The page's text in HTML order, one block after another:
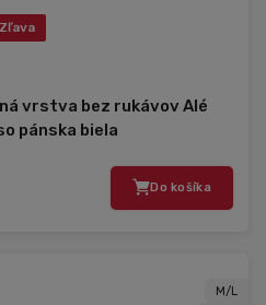
Zľava
vrstva bez rukávov Alé
pánska biela
Do košíka
M/L